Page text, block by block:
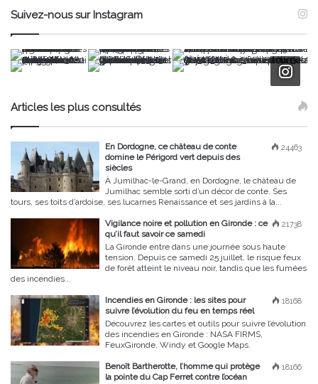
Suivez-nous sur Instagram
Articles les plus consultés
24463
En Dordogne, ce château de conte
domine le Périgord vert depuis des
siècles
À Jumilhac-le-Grand, en Dordogne, le château de
Jumilhac semble sorti d’un décor de conte. Ses
tours, ses toits d’ardoise, ses lucarnes Renaissance et ses jardins à la...
21738
Vigilance noire et pollution en Gironde : ce
qu’il faut savoir ce samedi
La Gironde entre dans une journée sous haute
tension. Depuis ce samedi 25 juillet, le risque feux
de forêt atteint le niveau noir, tandis que les fumées
des incendies...
18168
Incendies en Gironde : les sites pour
suivre l’évolution du feu en temps réel
Découvrez les cartes et outils pour suivre l’évolution
des incendies en Gironde : NASA FIRMS,
FeuxGironde, Windy et Google Maps.
18166
Benoît Bartherotte, l’homme qui protège
la pointe du Cap Ferret contre l’océan